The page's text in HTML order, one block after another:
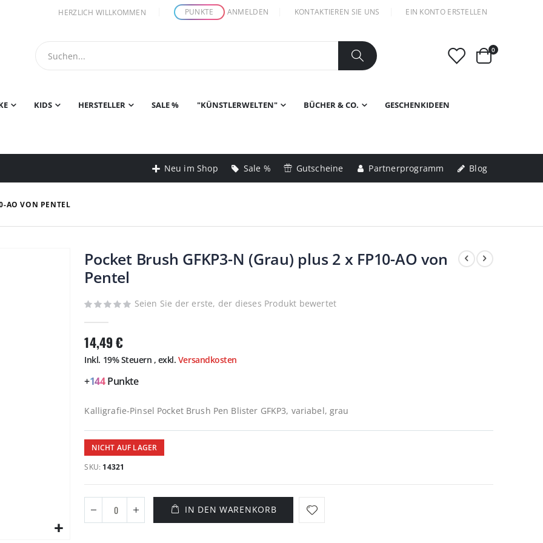
HERZLICH WILLKOMMEN PUNKTE ANMELDEN KONTAKTIEREN SIE UNS EIN KONTO ERSTELLEN
Warenkorb
0Artikel
KIDS HERSTELLER SALE % "KÜNSTLERWELTEN" BÜCHER & CO. GESCHENKIDEEN
Neu im Shop Sale % Gutscheine Partnerprogramm Blog
AO VON PENTEL
Pocket Brush GFKP3-N (Grau) plus 2 x FP10-AO von
Pentel
Seien Sie der erste, der dieses Produkt bewertet
14,49 €
Inkl. 19% Steuern , exkl. Versandkosten
+144 Punkte
Kalligrafie-Pinsel Pocket Brush Pen Blister GFKP3, variabel, grau
NICHT AUF LAGER
SKU 14321
IN DEN WARENKORB